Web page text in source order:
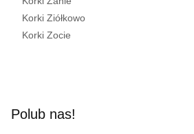
Korki Ziółkowo
Korki Zocie
Polub nas!